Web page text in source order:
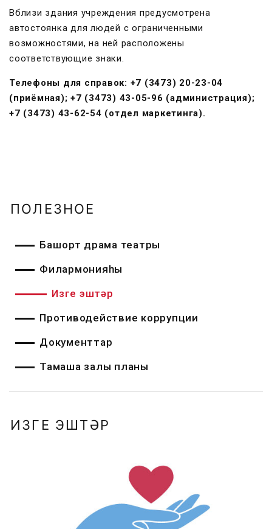
Вблизи здания учреждения предусмотрена
автостоянка для людей с ограниченными
возможностями, на ней расположены
соответствующие знаки.
Телефоны для справок: +7 (3473) 20-23-04
(приёмная); +7 (3473) 43-05-96 (администрация);
+7 (3473) 43-62-54 (отдел маркетинга).
ПОЛЕЗНОЕ
Башҡорт драма театры
Филармонияһы
Изге эштәр
Противодействие коррупции
Документтар
Тамаша залы планы
ИЗГЕ ЭШТӘР